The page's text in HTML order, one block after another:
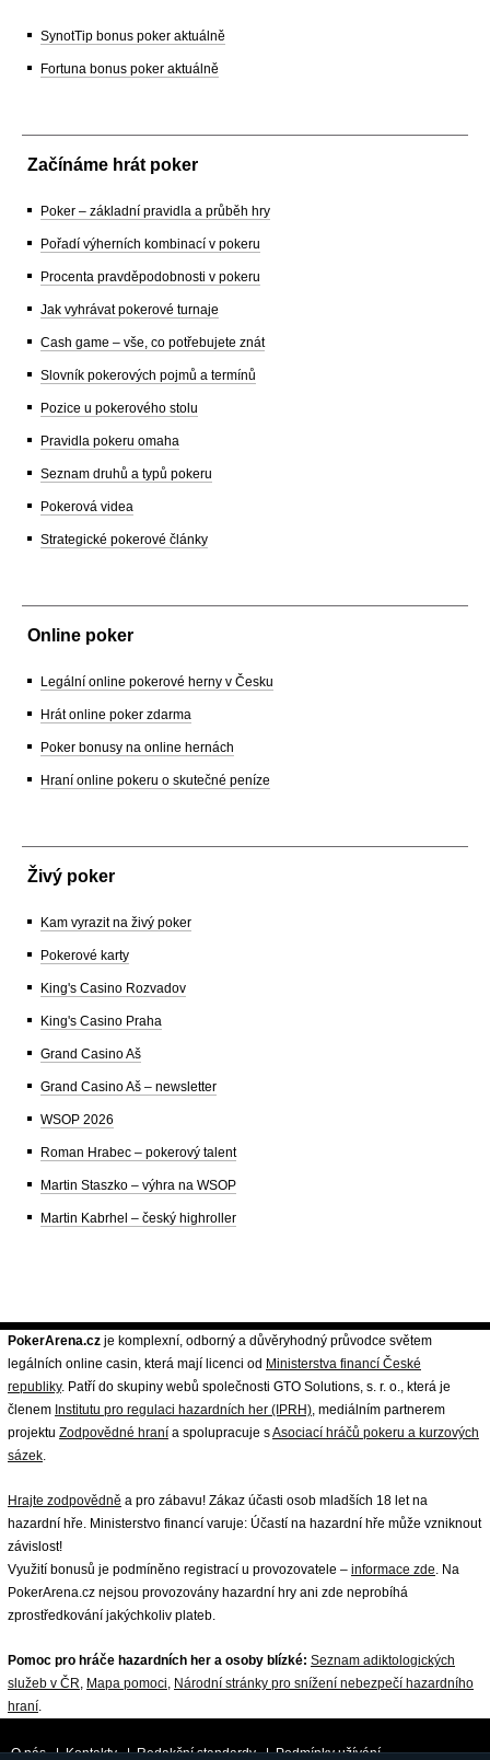
SynotTip bonus poker aktuálně
Fortuna bonus poker aktuálně
Začínáme hrát poker
Poker – základní pravidla a průběh hry
Pořadí výherních kombinací v pokeru
Procenta pravděpodobnosti v pokeru
Jak vyhrávat pokerové turnaje
Cash game – vše, co potřebujete znát
Slovník pokerových pojmů a termínů
Pozice u pokerového stolu
Pravidla pokeru omaha
Seznam druhů a typů pokeru
Pokerová videa
Strategické pokerové články
Online poker
Legální online pokerové herny v Česku
Hrát online poker zdarma
Poker bonusy na online hernách
Hraní online pokeru o skutečné peníze
Živý poker
Kam vyrazit na živý poker
Pokerové karty
King's Casino Rozvadov
King's Casino Praha
Grand Casino Aš
Grand Casino Aš – newsletter
WSOP 2026
Roman Hrabec – pokerový talent
Martin Staszko – výhra na WSOP
Martin Kabrhel – český highroller
PokerArena.cz je komplexní, odborný a důvěryhodný průvodce světem
legálních online casin, která mají licenci od Ministerstva financí České
republiky. Patří do skupiny webů společnosti GTO Solutions, s. r. o., která je
členem Institutu pro regulaci hazardních her (IPRH) , mediálním partnerem
projektu Zodpovědné hraní a spolupracuje sAsociací hráčů pokeru a kurzových
sázek
Hrajte zodpovědně a pro zábavu! Zákaz účasti osob mladších 18 let na
hazardní hře. Ministerstvo financí varuje: Účastí na hazardní hře může vzniknout
závislost!
Využití bonusů je podmíněno registrací u provozovatele – informace zde . Na
PokerArena.cz nejsou provozovány hazardní hry ani zde neprobíhá
zprostředkování jakýchkoliv plateb.
Pomoc pro hráče hazardních her a osoby blízké: Seznam adiktologických
služeb v ČR Mapa pomoci Národní stránky pro snížení nebezpečí hazardního
hraní
O nás|Kontakty|Redakční standardy|Podmínky užívání